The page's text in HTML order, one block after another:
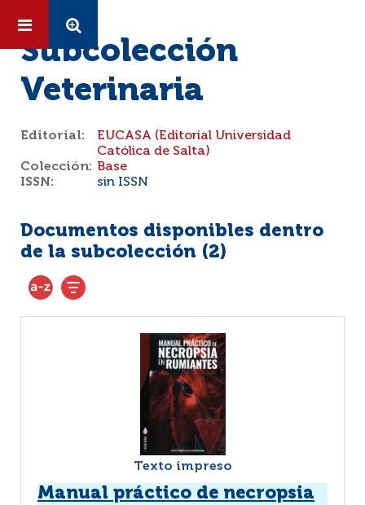
Subcolección
Veterinaria
Editorial:
EUCASA (Editorial Universidad
Católica de Salta)
Colección: Base
ISSN:
sin ISSN
Documentos disponibles dentro
de la subcolección (2)
Texto impreso
Manual práctico de necropsia